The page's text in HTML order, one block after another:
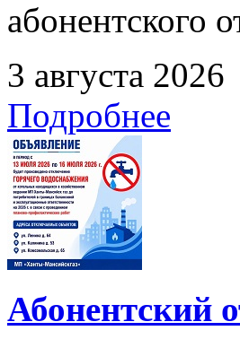
абонентского
3 августа 2026
Подробнее
Абонентский